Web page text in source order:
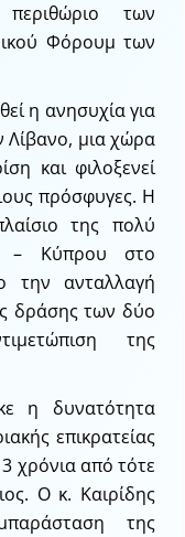
των
Φόρουμ των
η ανησυχία για
Λίβανο, μια χώρα
και φιλοξενεί
πρόσφυγες. Η
της πολύ
– Κύπρου στο
την ανταλλαγή
δράσης των δύο
της
η δυνατότητα
επικρατείας
χρόνια από τότε
Ο κ. Καιρίδης
της